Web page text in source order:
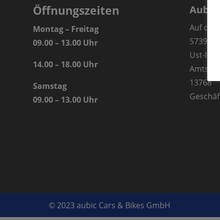
Öffnungszeiten
Montag – Freitag
09.00 – 13.00 Uhr
14.00 – 18.00 Uhr
Samstag
09.00 – 13.00 Uhr
Aubic
Auf der
57392
Ust-
13768
© 2023 aubic Cars & Bikes GmbH